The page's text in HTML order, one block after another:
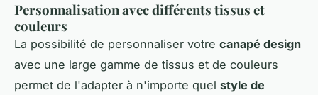
Personnalisation avec différents tissus et
couleurs
La possibilité de personnaliser votre canapé design
avec une large gamme de tissus et de couleurs
permet de l'adapter à n'importe quel style de